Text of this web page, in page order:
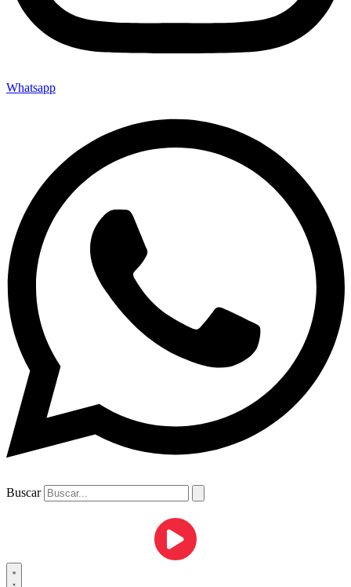
Whatsapp
Buscar